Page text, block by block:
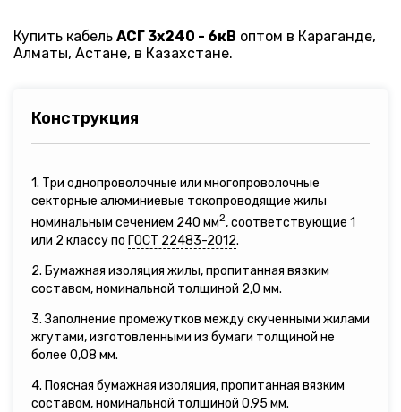
Купить кабель АСГ 3х240 - 6кВ оптом в Караганде,
Алматы, Астане, в Казахстане.
Конструкция
1. Три однопроволочные или многопроволочные
секторные алюминиевые токопроводящие жилы
номинальным сечением 240 мм2, соответствующие 1
или 2 классу по ГОСТ 22483-2012.
2. Бумажная изоляция жилы, пропитанная вязким
составом, номинальной толщиной 2,0 мм.
3. Заполнение промежутков между скученными жилами
жгутами, изготовленными из бумаги толщиной не
более 0,08 мм.
4. Поясная бумажная изоляция, пропитанная вязким
составом, номинальной толщиной 0,95 мм.